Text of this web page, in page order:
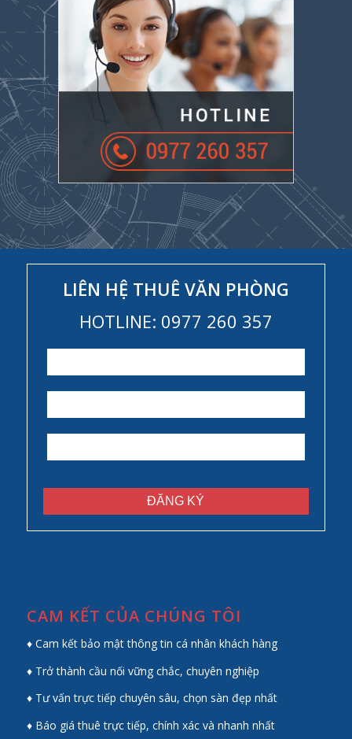
LIÊN HỆ THUÊ VĂN PHÒNG
HOTLINE: 0977 260 357
CAM KẾT CỦA CHÚNG TÔI
♦ Cam kết bảo mật thông tin cá nhân khách hàng
♦ Trở thành cầu nối vững chắc, chuyên nghiệp
♦ Tư vấn trực tiếp chuyên sâu, chọn sàn đẹp nhất
♦ Báo giá thuê trực tiếp, chính xác và nhanh nhất